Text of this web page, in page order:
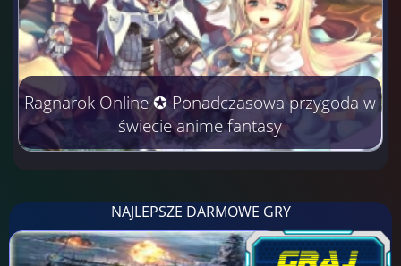
Ragnarok Online ✪ Ponadczasowa przygoda w
świecie anime fantasy
NAJLEPSZE DARMOWE GRY